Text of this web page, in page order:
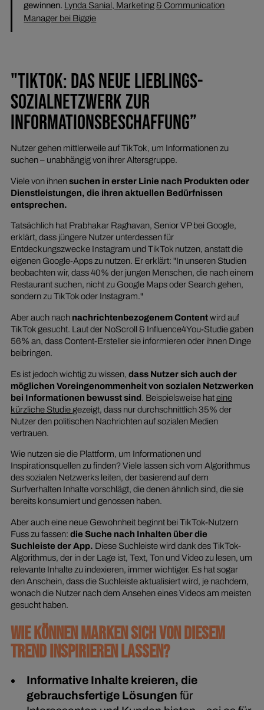
gewinnen. Lynda Sanial, Marketing & Communication
Manager bei Biggie
"TIKTOK: DAS NEUE LIEBLINGS-
SOZIALNETZWERK ZUR
INFORMATIONSBESCHAFFUNG”
Nutzer gehen mittlerweile auf TikTok, um Informationen zu
suchen – unabhängig von ihrer Altersgruppe.
Viele von ihnensuchen in erster Linie nach Produkten oder
Dienstleistungen, die ihren aktuellen Bedürfnissen
entsprechen.
Tatsächlich hat Prabhakar Raghavan, Senior VP bei Google,
erklärt, dass jüngere Nutzer unterdessen für
Entdeckungszwecke Instagram und TikTok nutzen, anstatt die
eigenen Google-Apps zu nutzen. Er erklärt: "In unseren Studien
beobachten wir, dass 40% der jungen Menschen, die nach einem
Restaurant suchen, nicht zu Google Maps oder Search gehen,
sondern zu TikTok oder Instagram."
Aber auch nach nachrichtenbezogenem Contentwird auf
TikTok gesucht. Laut der NoScroll & Influence4You-Studie gaben
56% an, dass Content-Ersteller sie informieren oder ihnen Dinge
beibringen.
Es ist jedoch wichtig zu wissen, dass Nutzer sich auch der
möglichen Voreingenommenheit von sozialen Netzwerken
bei Informationen bewusst sind. Beispielsweise hateine
kürzliche Studiegezeigt, dass nur durchschnittlich 35% der
Nutzer den politischen Nachrichten auf sozialen Medien
vertrauen.
Wie nutzen sie die Plattform, um Informationen und
Inspirationsquellen zu finden? Viele lassen sich vom Algorithmus
des sozialen Netzwerks leiten, der basierend auf dem
Surfverhalten Inhalte vorschlägt, die denen ähnlich sind, die sie
bereits konsumiert und genossen haben.
Aber auch eine neue Gewohnheit beginnt bei TikTok-Nutzern
Fuss zu fassen: die Suche nach Inhalten über die
Suchleiste der App. Diese Suchleiste wird dank des TikTok-
Algorithmus, der in der Lage ist, Text, Ton und Video zu lesen, um
relevante Inhalte zu indexieren, immer wichtiger. Es hat sogar
den Anschein, dass die Suchleiste aktualisiert wird, je nachdem,
wonach die Nutzer nach dem Ansehen eines Videos am meisten
gesucht haben.
WIE KÖNNEN MARKEN SICH VON DIESEM
TREND INSPIRIEREN LASSEN?
Informative Inhalte kreieren, die
gebrauchsfertige Lösungen für